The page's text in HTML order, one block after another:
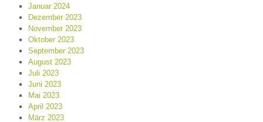
Januar 2024
Dezember 2023
November 2023
Oktober 2023
September 2023
August 2023
Juli 2023
Juni 2023
Mai 2023
April 2023
März 2023